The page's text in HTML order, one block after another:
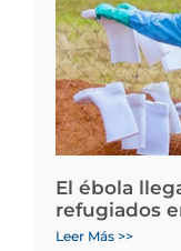
El ébola
refugiados
Leer Más >>